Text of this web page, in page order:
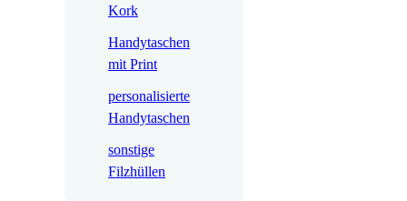
Kork
Handytaschen
mit Print
personalisierte
Handytaschen
sonstige
Filzhüllen